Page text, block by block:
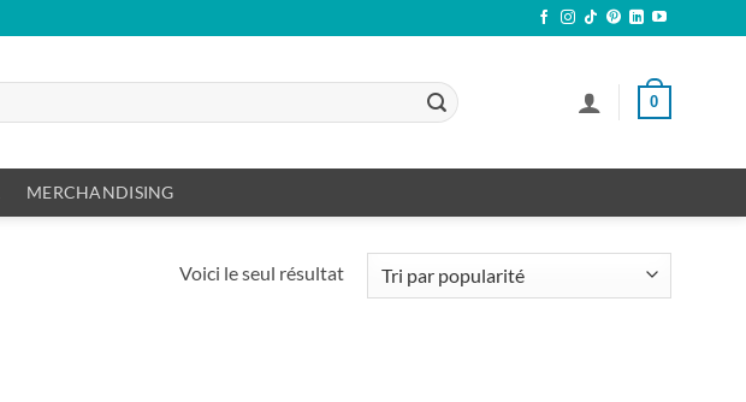
0
MERCHANDISING
Voici le seul résultat